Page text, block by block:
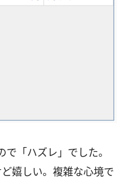
「ハズレ」でした。
嬉しい。複雑な心境で